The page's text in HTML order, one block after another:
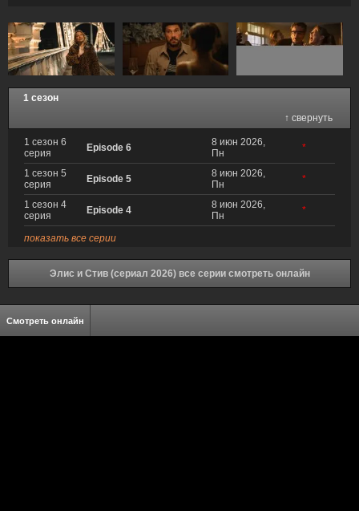
1 сезон
↑ свернуть
1 сезон 6
серия
Episode 6
8 июн 2026,
Пн
*
1 сезон 5
серия
Episode 5
8 июн 2026,
Пн
*
1 сезон 4
серия
Episode 4
8 июн 2026,
Пн
*
показать все серии
Элис и Стив (сериал 2026) все серии смотреть онлайн
Смотреть онлайн